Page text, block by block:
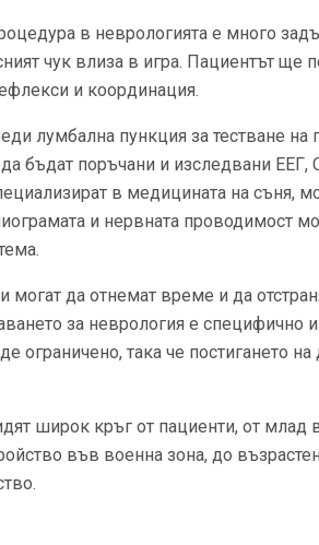
в неврологията е много
чук влиза в игра. Пациентът ще
и координация.
лумбална пункция за тестване на
бъдат поръчани и изследвани
в медицината на съня,
и нервната проводимост
могат да отнемат време и да
за неврология е специфично
ограничено, така че постигането
широк кръг от пациенти, от млад
във военна зона, до